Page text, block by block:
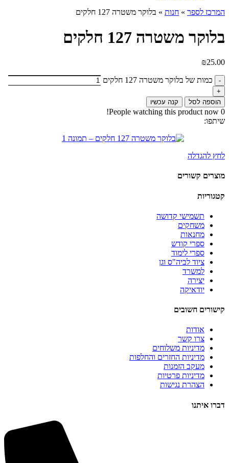
המרכז לספר » חנות » בלוקר משטרה 127 חלקים
בלוקר משטרה 127 חלקים
₪25.00
כמות של בלוקר משטרה 127 חלקים
הוספה לסל קנה עכשיו
0
People watching this product now!
שיתפו:
לחץ להגדלה
מוצרים קשורים
קטגוריות
תשמישי קדושה
משחקים
מחנאות
ספרי קודש
ספרי לימוד
ציוד לביה"ס וגן
למשרד
יצירה
יודאיקה
קישורים חשובים
אודות
צרו קשר
מדיניות משלוחים
מדיניות החזרים והחלפות
מעקב הזמנות
מדיניות פרטיות
הצהרת נגישות
דברו איתנו